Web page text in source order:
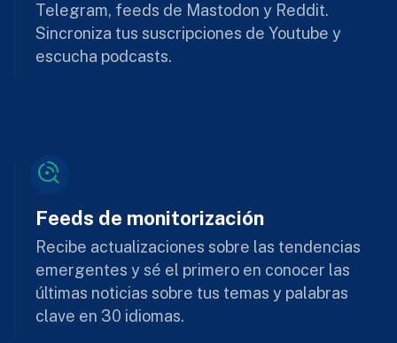
Telegram, feeds de Mastodon y Reddit.
Sincroniza tus suscripciones de Youtube y
escucha podcasts.
Feeds de monitorización
Recibe actualizaciones sobre las tendencias
emergentes y sé el primero en conocer las
últimas noticias sobre tus temas y palabras
clave en 30 idiomas.